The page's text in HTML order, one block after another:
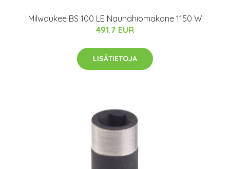
Milwaukee BS 100 LE Nauhahiomakone 1150 W
491.7 EUR
LISÄTIETOJA